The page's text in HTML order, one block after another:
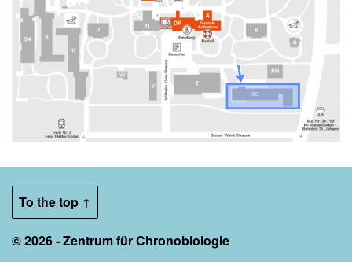
To the top ↑
© 2026 - Zentrum für Chronobiologie